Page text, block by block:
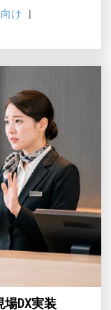
す。OTA・自動
修ポイントと、
け
DX実装